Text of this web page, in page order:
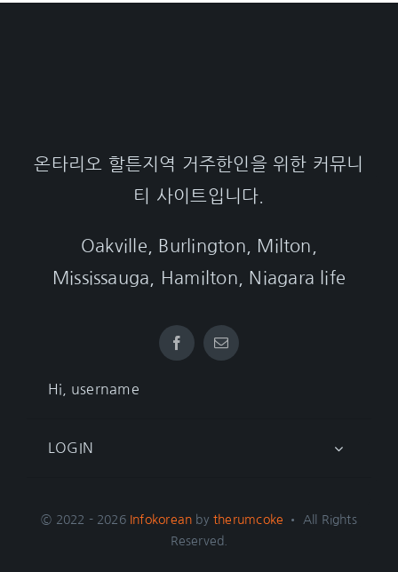
온타리오 할튼지역 거주한인을 위한 커뮤니
티 사이트입니다.
Oakville, Burlington, Milton,
Mississauga, Hamilton, Niagara life
Hi, username
LOGIN
© 2022 - 2026 Infokorean bytherumcoke • All Rights
Reserved.